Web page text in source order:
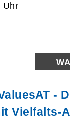
Uhr
-
Vielfalts-